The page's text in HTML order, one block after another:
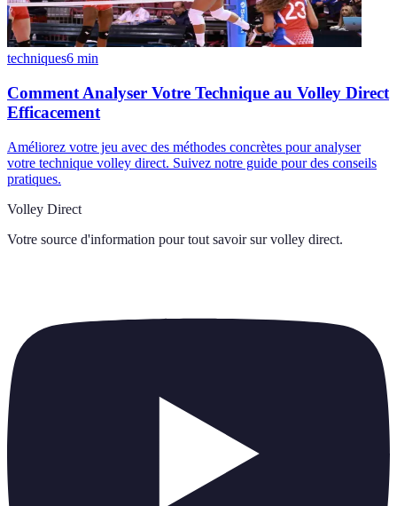
techniques6 min
Comment Analyser Votre Technique au Volley Direct
Efficacement
Améliorez votre jeu avec des méthodes concrètes pour analyser
votre technique volley direct. Suivez notre guide pour des conseils
pratiques.
Volley Direct
Votre source d'information pour tout savoir sur volley direct.